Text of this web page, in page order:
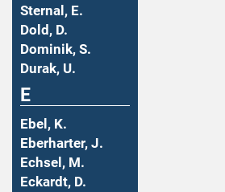
Sternal, E.
Dold, D.
Dominik, S.
Durak, U.
E
Ebel, K.
Eberharter, J.
Echsel, M.
Eckardt, D.